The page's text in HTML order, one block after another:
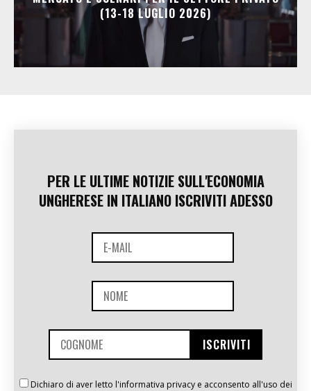
(13-18 LUGLIO 2026)
PER LE ULTIME NOTIZIE SULL'ECONOMIA
UNGHERESE IN ITALIANO ISCRIVITI ADESSO
Dichiaro di aver letto l'informativa privacy e acconsento all'uso dei